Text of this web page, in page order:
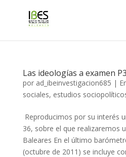
Las ideologías a examen
por ad_ibeinvestigacion685 |
sociales, estudios
Reproducimos por su interés
36, sobre el que realizaremos
Baleares En el último
(octubre de 2011) se incluye